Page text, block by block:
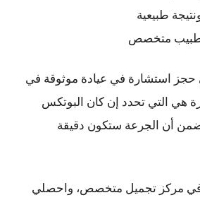
طبيعية
طبيب متخصص
استشارة في عيادة موثوقة في
هي التي تحدد إن كان البوتكس
أن الجرعة ستكون دقيقة
مركز تجميل متخصص، واحصلي